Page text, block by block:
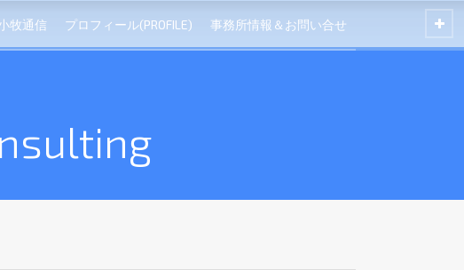
牧通信 プロフィール(PROFILE) 事務所情報＆お問い合せ